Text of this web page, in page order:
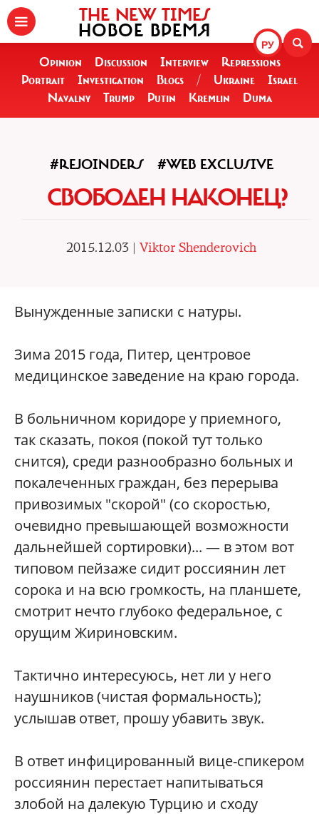
РУ
THE NEW TIMES
НОВОЕ ВРЕМЯ
Opinion Discussion Interview
Repressions
Portrait
Investigation Blogs / Ukraine
Israel
Navalny
Trump Putin Kremlin Duma
#REJOINDERS #WEB EXCLUSIVE
СВОБОДЕН НАКОНЕЦ?
2015.12.03 | Viktor Shenderovich
Вынужденные записки с натуры.
Зима 2015 года, Питер, центровое
медицинское заведение на краю города.
В больничном коридоре у приемного,
так сказать, покоя (покой тут только
снится), среди разнообразно больных и
покалеченных граждан, без перерыва
привозимых "скорой" (со скоростью,
очевидно превышающей возможности
дальнейшей сортировки)... — в этом вот
типовом пейзаже сидит россиянин лет
сорока и на всю громкость, на планшете,
смотрит нечто глубоко федеральное, с
орущим Жириновским.
Тактично интересуюсь, нет ли у него
наушников (чистая формальность);
услышав ответ, прошу убавить звук.
В ответ инфицированный вице-спикером
россиянин перестает напитываться
злобой на далекую Турцию и сходу